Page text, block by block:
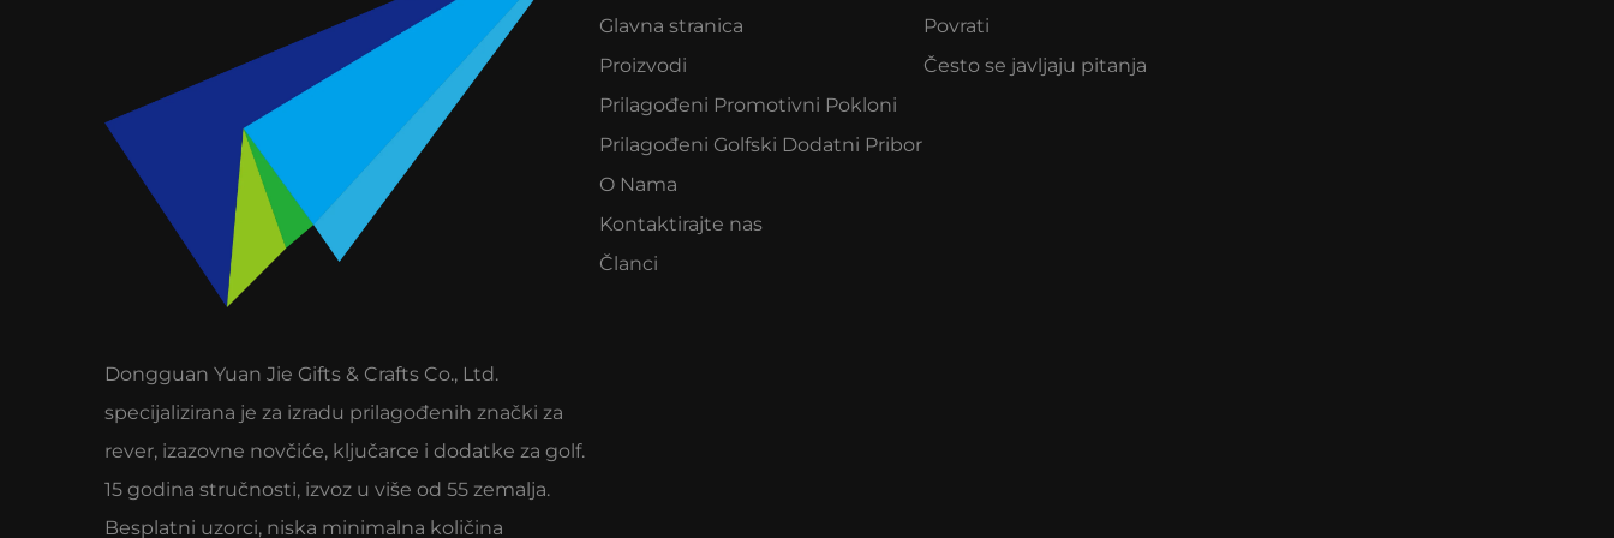
Dongguan Yuan Jie Gifts & Crafts Co., Ltd.
specijalizirana je za izradu prilagođenih znački za
rever, izazovne novčiće, ključarce i dodatke za golf.
15 godina stručnosti, izvoz u više od 55 zemalja.
Besplatni uzorci, niska minimalna količina
Glavna stranica
Proizvodi
Prilagođeni Promotivni Pokloni
Prilagođeni Golfski Dodatni Pribor
O Nama
Kontaktirajte nas
Članci
Povrati
Često se javljaju pitanja